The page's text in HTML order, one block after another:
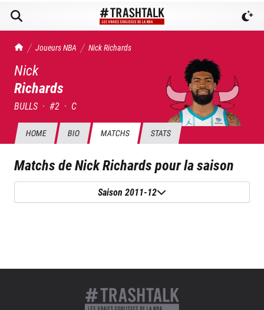
TrashTalk Actu NBA
Joueurs NBA NickRichards
Nick
Richards
BULLS · #2 · C
HOME BIO MATCHS STATS
Matchs deNick Richardspour la saison
Saison 2011-12